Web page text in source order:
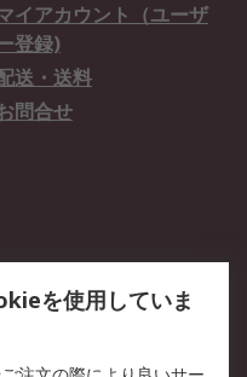
イアカウント（ユーザ
登録)
送・送料
問合せ
を使用していま